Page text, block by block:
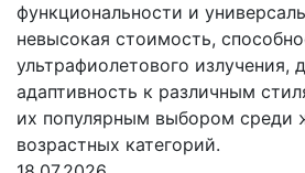
функциональности и
невысокая стоимость,
ультрафиолетового излучения,
адаптивность к различным
их популярным выбором среди
возрастных категорий.